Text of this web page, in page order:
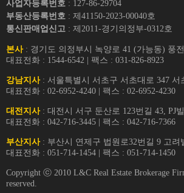
사업자등록번호 : 127-86-29704
부동산등록번호 : 제41150-2023-00040호
통신판매업신고 : 제2011-경기의정부-0312호
본사: 경기도 의정부시 녹양로 41 (가능동) 풍
대표전화 : 1544-6542 | 팩스 : 031-826-8923
강남지사: 서울특별시 서초구 서초대로 347 서
대표전화 : 02-6952-4240 | 팩스 : 02-6952-4230
대전지사: 대전시 서구 둔산로 123번길 43, PJ
대표전화 : 042-716-3445 | 팩스 : 042-716-7366
부산지사: 부산시 연제구 법원로32번길 9 고려
대표전화 : 051-714-1454 | 팩스 : 051-714-1450
Copyright ⓒ 2010 L&C Real Estate Brokerage
reserved.